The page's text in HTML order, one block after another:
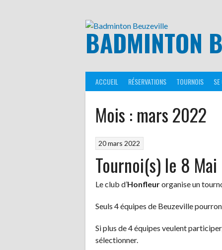
BADMINTON
ACCUEIL RÉSERVATIONS TOURNOIS
Mois : mars 2022
20 mars 2022
Tournoi(s) le 8 Mai
Le club d’Honfleurorganise un
Seuls 4 équipes de Beuzeville
Si plus de 4 équipes veulent
sélectionner.